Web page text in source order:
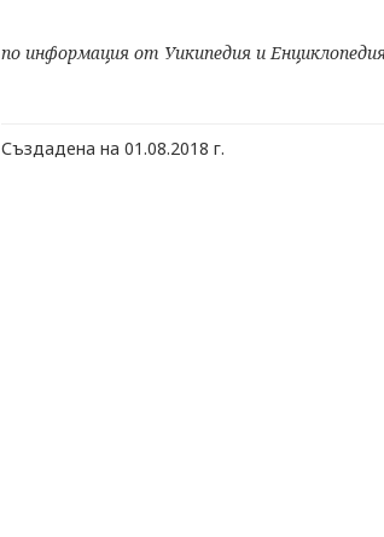
по информация от Уикипедия и
Създадена на 01.08.2018 г.